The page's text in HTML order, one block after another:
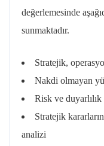
değerlemesinde
sunmaktadır.
Stratejik,
Nakdi olmayan
Risk ve
Stratejik
analizi